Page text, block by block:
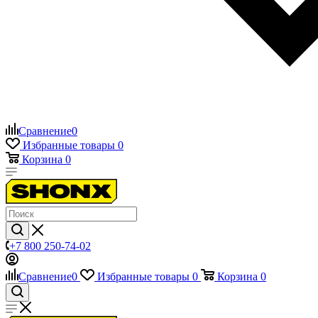
Сравнение0
Избранные товары 0
Корзина 0
+7 800 250-74-02
Сравнение0 Избранные товары 0 Корзина 0